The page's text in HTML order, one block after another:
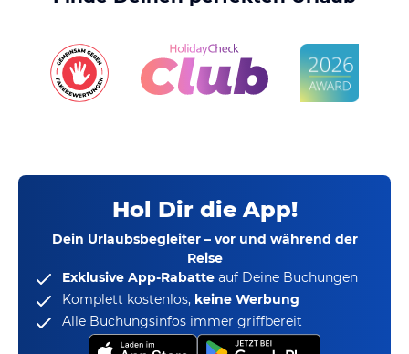
Hol Dir die App!
Dein Urlaubsbegleiter – vor und während der
Reise
Exklusive App-Rabatte auf Deine Buchungen
Komplett kostenlos, keine Werbung
Alle Buchungsinfos immer griffbereit